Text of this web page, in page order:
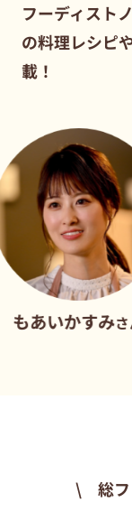
フーディスト
の料理レシピ
載！
すみさん
\ 総フ